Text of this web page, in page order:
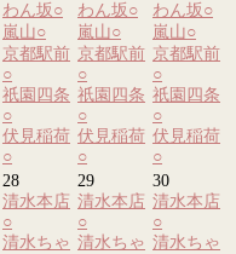
わん坂○
嵐山○
京都駅前
○
祇園四条
○
伏見稲荷
○
わん坂○
嵐山○
京都駅前
○
祇園四条
○
伏見稲荷
○
わん坂○
嵐山○
京都駅前
○
祇園四条
○
伏見稲荷
○
28
清水本店
○
清水ちゃ
29
清水本店
○
清水ちゃ
30
清水本店
○
清水ちゃ